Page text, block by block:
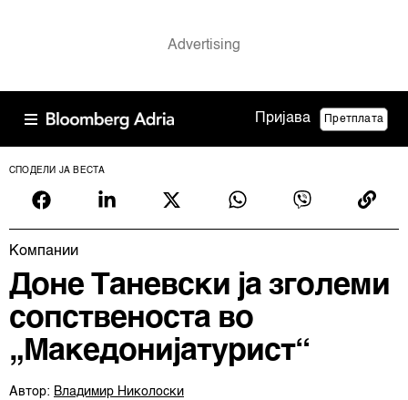
Пријава Претплата
СПОДЕЛИ ЈА ВЕСТА
Компании
Доне Таневски ја зголеми
сопственоста во
„Македонијатурист“
Автор: Владимир Николоски